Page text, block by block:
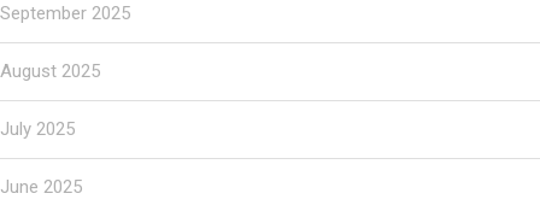
September 2025
August 2025
July 2025
June 2025